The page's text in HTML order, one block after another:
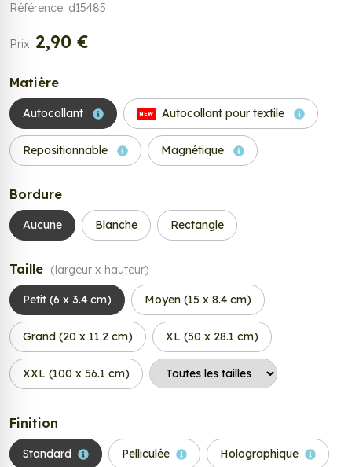
Référence: d15485
Prix: 2,90 €
Matière
Autocollant NEW Autocollant pour textile
Repositionnable Magnétique
Bordure
Aucune Blanche Rectangle
Taille (largeur x hauteur)
Petit (6 x 3.4 cm) Moyen (15 x 8.4 cm)
Grand (20 x 11.2 cm) XL (50 x 28.1 cm)
XXL (100 x 56.1 cm)
Finition
Standard Pelliculée Holographique